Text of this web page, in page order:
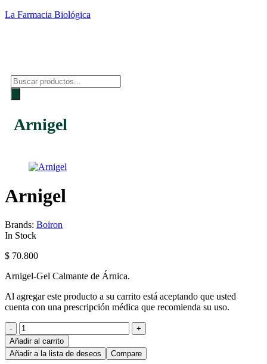
La Farmacia Biológica
Arnigel
Arnigel
Brands: Boiron
In Stock
$ 70.800
Arnigel-Gel Calmante de Árnica.
Al agregar este producto a su carrito está aceptando que usted
cuenta con una prescripción médica que recomienda su uso.
-
+
Añadir al carrito
Añadir a la lista de deseos
Compare